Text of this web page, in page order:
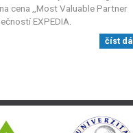
cena ,,Most Valuable Partner
EXPEDIA.
číst dál